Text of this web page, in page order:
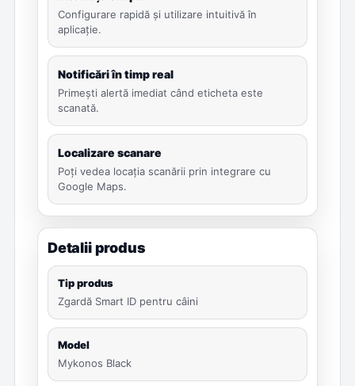
Configurare rapidă și utilizare intuitivă în
aplicație.
Notificări în timp real
Primești alertă imediat când eticheta este
scanată.
Localizare scanare
Poți vedea locația scanării prin integrare cu
Google Maps.
Detalii produs
Tip produs
Zgardă Smart ID pentru câini
Model
Mykonos Black